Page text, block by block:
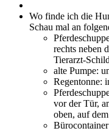
Wo finde ich die
Schau mal an
rechts neben
Tierarzt-Schild
alte Pumpe:
Regentonne:
vor der Tür,
oben, auf